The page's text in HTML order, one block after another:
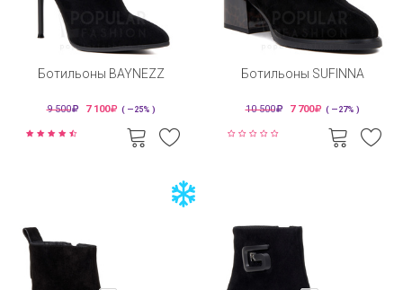
Ботильоны BAYNEZZ
9 500 7 100 ( —25% )
Ботильоны SUFINNA
10 500 7 700 ( —27% )